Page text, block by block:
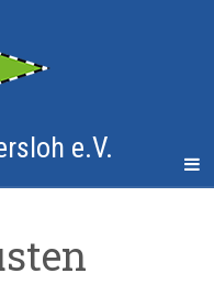
e.V.